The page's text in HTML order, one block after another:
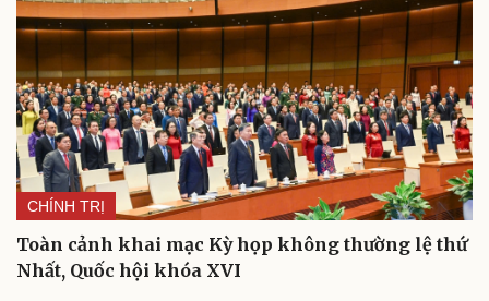
Cải chính
CHÍNH TRỊ
Toàn cảnh khai mạc Kỳ họp không thường lệ thứ
Nhất, Quốc hội khóa XVI